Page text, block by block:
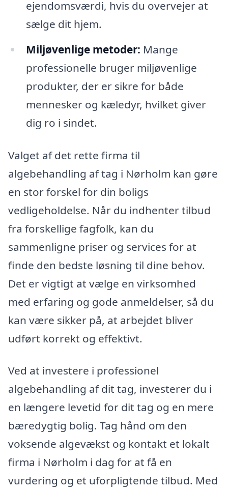
ejendomsværdi, hvis du overvejer at
sælge dit hjem.
Miljøvenlige metoder: Mange
professionelle bruger miljøvenlige
produkter, der er sikre for både
mennesker og kæledyr, hvilket giver
dig ro i sindet.
Valget af det rette firma til
algebehandling af tag i Nørholm kan gøre
en stor forskel for din boligs
vedligeholdelse. Når du indhenter tilbud
fra forskellige fagfolk, kan du
sammenligne priser og services for at
finde den bedste løsning til dine behov.
Det er vigtigt at vælge en virksomhed
med erfaring og gode anmeldelser, så du
kan være sikker på, at arbejdet bliver
udført korrekt og effektivt.
Ved at investere i professionel
algebehandling af dit tag, investerer du i
en længere levetid for dit tag og en mere
bæredygtig bolig. Tag hånd om den
voksende algevækst og kontakt et lokalt
firma i Nørholm i dag for at få en
vurdering og et uforpligtende tilbud. Med